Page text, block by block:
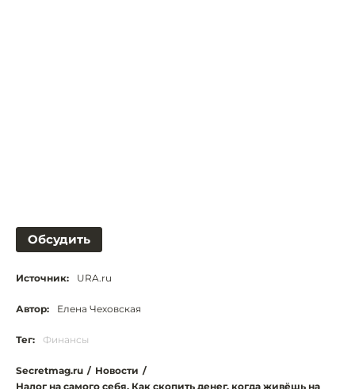
Обсудить
Источник: URA.ru
Автор: Елена Чеховская
Тег: Финансы
Secretmag.ru / Новости /
Налог на самого себя. Как скопить денег, когда живёшь на